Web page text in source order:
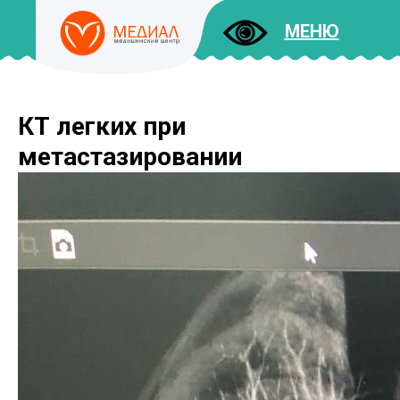
МЕНЮ
КТ легких при
метастазировании